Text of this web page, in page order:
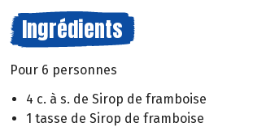
Ingrédients
Pour 6 personnes
4 c. à s. de Sirop de framboise
1 tasse de Sirop de framboise